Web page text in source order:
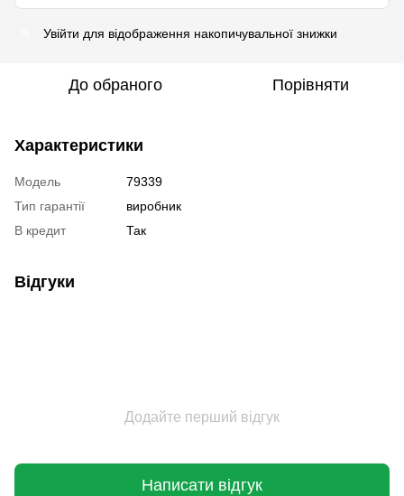
Увійти для відображення накопичувальної знижки
До обраного Порівняти
Характеристики
Модель
79339
Тип гарантії
виробник
В кредит
Так
Відгуки
Додайте перший відгук
Написати відгук